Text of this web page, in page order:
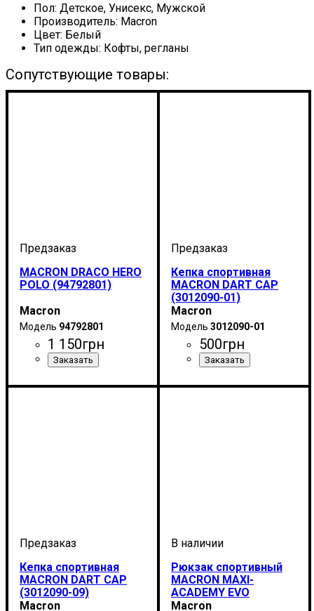
Пол: Детское, Унисекс, Мужской
Производитель: Macron
Цвет: Белый
Тип одежды: Кофты, регланы
Сопутствующие товары:
MACRON DRACO HERO
POLO (94792801)
Macron
94792801
1 150грн
Кепка спортивная
MACRON DART CAP
(3012090-01)
Macron
3012090-01
500грн
Кепка спортивная
MACRON DART CAP
(3012090-09)
Macron
Рюкзак спортивный
MACRON MAXI-
ACADEMY EVO
(5937109)
Macron